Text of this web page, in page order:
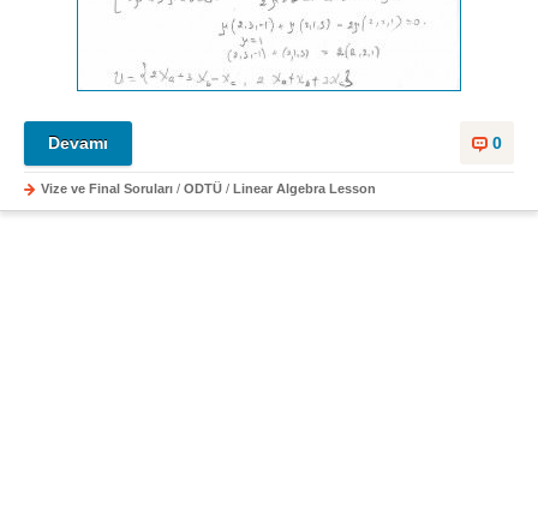
0
Devamı
Vize ve Final Soruları / ODTÜ / Linear Algebra Lesson